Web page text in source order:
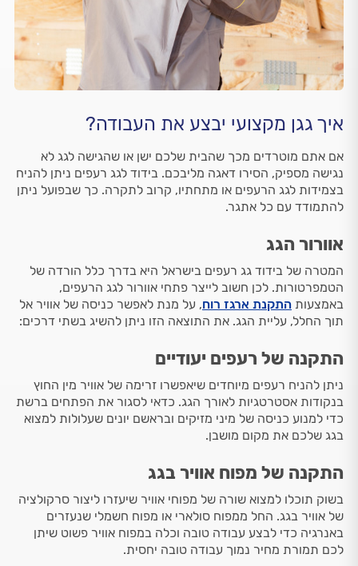
איך גגן מקצועי יבצע את העבודה?
אם אתם מוטרדים מכך שהבית שלכם ישן או שהגישה לגג לא
נגישה מספיק, הסירו דאגה מליבכם. בידוד לגג רעפים ניתן להניח
בצמידות לגג הרעפים או מתחתיו, קרוב לתקרה. כך שבפועל ניתן
להתמודד עם כל אתגר.
אוורור הגג
המטרה של בידוד גג רעפים בישראל היא בדרך כלל הורדה של
הטמפרטורות. לכן חשוב לייצר פתחי אוורור לגג הרעפים,
באמצעות התקנת ארגז רוח, על מנת לאפשר כניסה של אוויר אל
תוך החלל, עליית הגג. את התוצאה הזו ניתן להשיג בשתי דרכים:
התקנה של רעפים יעודיים
ניתן להניח רעפים מיוחדים שיאפשרו זרימה של אוויר מין החוץ
בנקודות אסטרטגיות לאורך הגג. כדאי לסגור את הפתחים ברשת
כדי למנוע כניסה של מיני מזיקים ובראשם יונים שעלולות למצוא
בגג שלכם את מקום מושבן.
התקנה של מפוח אוויר בגג
בשוק תוכלו למצוא שורה של מפוחי אוויר שיעזרו ליצור סרקולציה
של אוויר בגג. החל ממפוח סולארי או מפוח חשמלי שנעזרים
באנרגיה כדי לבצע עבודה טובה וכלה במפוח אוויר פשוט שיתן
לכם תמורת מחיר נמוך עבודה טובה יחסית.